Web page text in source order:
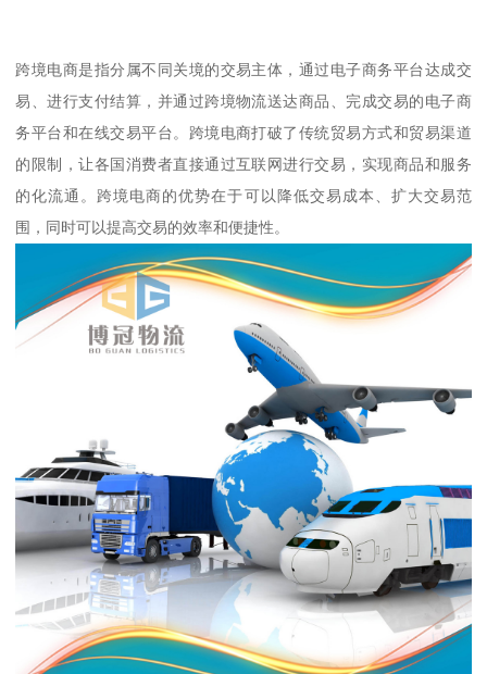
跨境电商是指分属不同关境的交易主体，通过电子商务平台达成交
易、进行支付结算，并通过跨境物流送达商品、完成交易的电子商
务平台和在线交易平台。跨境电商打破了传统贸易方式和贸易渠道
的限制，让各国消费者直接通过互联网进行交易，实现商品和服务
的化流通。跨境电商的优势在于可以降低交易成本、扩大交易范
围，同时可以提高交易的效率和便捷性。